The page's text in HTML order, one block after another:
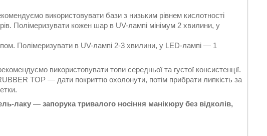
використовувати бази з низьким рівнем кислотності
Полімеризувати кожен шар в UV-лампі мінімум 2 хвилини, у
Полімеризувати в UV-лампі 2-3 хвилини, у LED-лампі — 1
використовувати топи середньої та густої консистенції.
TOP — дати покриттю охолонути, потім прибрати липкість за
лаку — запорука тривалого носіння манікюру без відколів,